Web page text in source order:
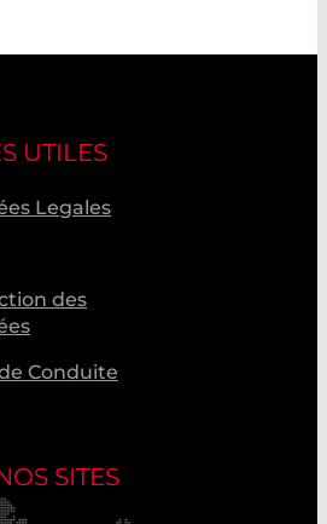
UTILES
Legales
des
Conduite
SITES